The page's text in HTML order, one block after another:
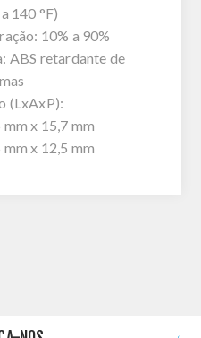
140 °F)
10% a 90%
ABS retardante de
(LxAxP):
x 15,7 mm
x 12,5 mm